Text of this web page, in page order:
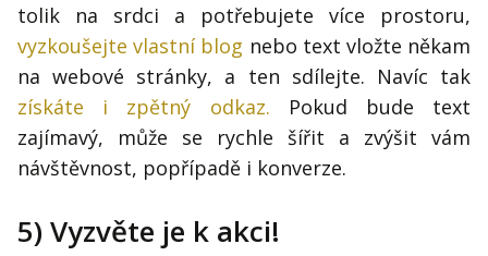
tolik na srdci a potřebujete více prostoru,
vyzkoušejte vlastní blog nebo text vložte někam
na webové stránky, a ten sdílejte. Navíc tak
získáte i zpětný odkaz. Pokud bude text
zajímavý, může se rychle šířit a zvýšit vám
návštěvnost, popřípadě i konverze.
5) Vyzvěte je k akci!